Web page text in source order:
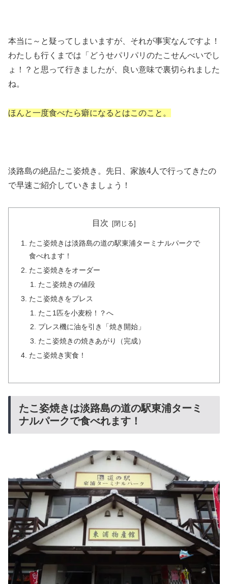
本当に～と疑ってしまいますが、それが事実なんですよ！
わたしも行くまでは「どうせパリパリのたこせんべいでし
ょ！？と思って行きましたが、良い意味で裏切られました
ね。
ほんと一度食べたら癖になるとはこのこと。
淡路島の絶品たこ姿焼き。先日、家族4人で行ってきたの
で早速ご紹介していきましょう！
目次
たこ姿焼きは淡路島の道の駅東浦ターミナルパークで
食べれます！
たこ姿焼きをオーダー
たこ姿焼きの値段
たこ姿焼きをプレス
たこ1匹を小麦粉！？へ
プレス機に油を引き「焼き開始」
たこ姿焼きの焼きあがり（完成）
たこ姿焼き実食！
たこ姿焼きは淡路島の道の駅東浦ターミ
ナルパークで食べれます！